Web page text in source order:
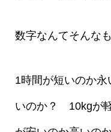
数字なんてそんな
1時間が短いのか
いのか？ 10kgが